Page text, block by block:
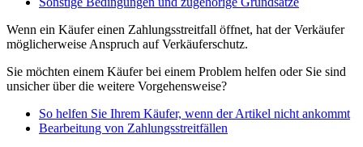
Wenn ein Käufer einen Zahlungsstreitfall öffnet, hat der Verkäufer
möglicherweise Anspruch auf Verkäuferschutz.
Sie möchten einem Käufer bei einem Problem helfen oder Sie sind
unsicher über die weitere Vorgehensweise?
So helfen Sie Ihrem Käufer, wenn der Artikel nicht ankommt
Bearbeitung von Zahlungsstreitfällen